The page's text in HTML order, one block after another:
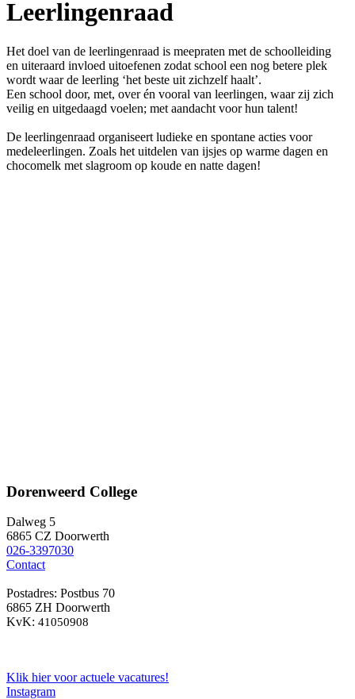
Leerlingenraad
Het doel van de leerlingenraad is meepraten met de schoolleiding
en uiteraard invloed uitoefenen zodat school een nog betere plek
wordt waar de leerling ‘het beste uit zichzelf haalt’.
Een school door, met, over én vooral van leerlingen, waar zij zich
veilig en uitgedaagd voelen; met aandacht voor hun talent!
De leerlingenraad organiseert ludieke en spontane acties voor
medeleerlingen. Zoals het uitdelen van ijsjes op warme dagen en
chocomelk met slagroom op koude en natte dagen!
Dorenweerd College
Dalweg 5
6865 CZ Doorwerth
026-3397030
Contact
Postadres: Postbus 70
6865 ZH Doorwerth
KvK: 41050908
Klik hier voor actuele vacatures!
Instagram